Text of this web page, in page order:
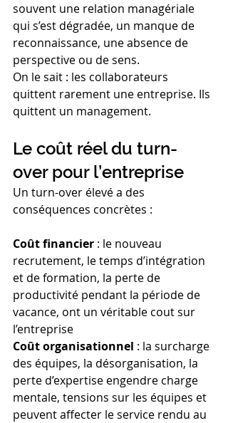
souvent une relation managériale
qui s’est dégradée, un manque de
reconnaissance, une absence de
perspective ou de sens.
On le sait : les collaborateurs
quittent rarement une entreprise. Ils
quittent un management.
Le coût réel du turn-
over pour l’entreprise
Un turn-over élevé a des
conséquences concrètes :
Coût financier : le nouveau
recrutement, le temps d’intégration
et de formation, la perte de
productivité pendant la période de
vacance, ont un véritable cout sur
l’entreprise
Coût organisationnel : la surcharge
des équipes, la désorganisation, la
perte d’expertise engendre charge
mentale, tensions sur les équipes et
peuvent affecter le service rendu au